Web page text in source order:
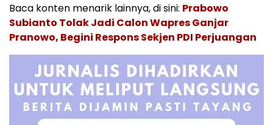
Baca konten menarik lainnya, di sini: Prabowo
Subianto Tolak Jadi Calon Wapres Ganjar
Pranowo, Begini Respons Sekjen PDI Perjuangan